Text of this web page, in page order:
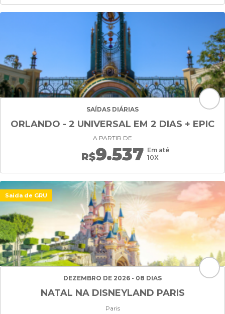
SAÍDAS DIÁRIAS
ORLANDO - 2 UNIVERSAL EM 2 DIAS + EPIC
A PARTIR DE
R$9.537 Em até
10X
Saida de GRU
DEZEMBRO DE 2026 - 08 DIAS
NATAL NA DISNEYLAND PARIS
Paris